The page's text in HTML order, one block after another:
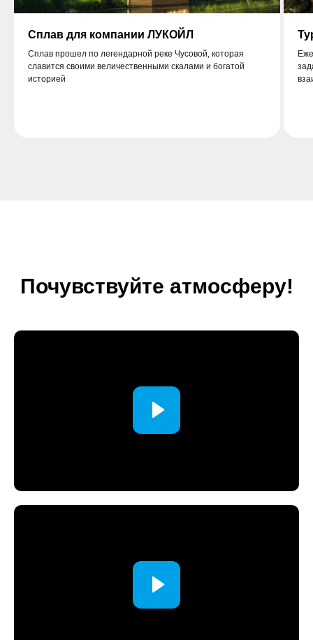
Сплав для компании ЛУКОЙЛ
Сплав прошел по легендарной реке Чусовой, которая
славится своими величественными скалами и богатой
историей
Почувствуйте атмосферу!